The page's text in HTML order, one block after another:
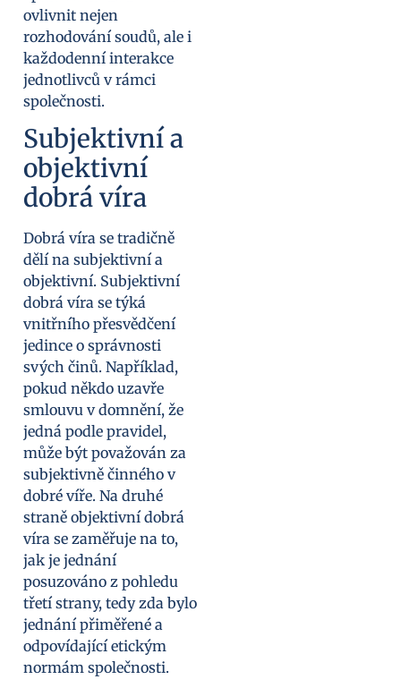
ovlivnit nejen
rozhodování soudů, ale i
každodenní interakce
jednotlivců v rámci
společnosti.
Subjektivní a
objektivní
dobrá víra
Dobrá víra se tradičně
dělí na subjektivní a
objektivní. Subjektivní
dobrá víra se týká
vnitřního přesvědčení
jedince o správnosti
svých činů. Například,
pokud někdo uzavře
smlouvu v domnění, že
jedná podle pravidel,
může být považován za
subjektivně činného v
dobré víře. Na druhé
straně objektivní dobrá
víra se zaměřuje na to,
jak je jednání
posuzováno z pohledu
třetí strany, tedy zda bylo
jednání přiměřené a
odpovídající etickým
normám společnosti.